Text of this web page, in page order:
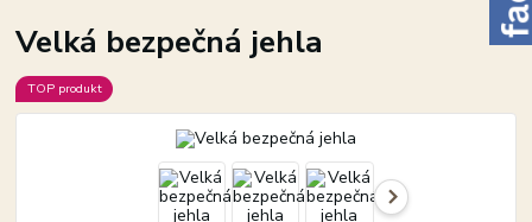
Velká bezpečná jehla
TOP produkt